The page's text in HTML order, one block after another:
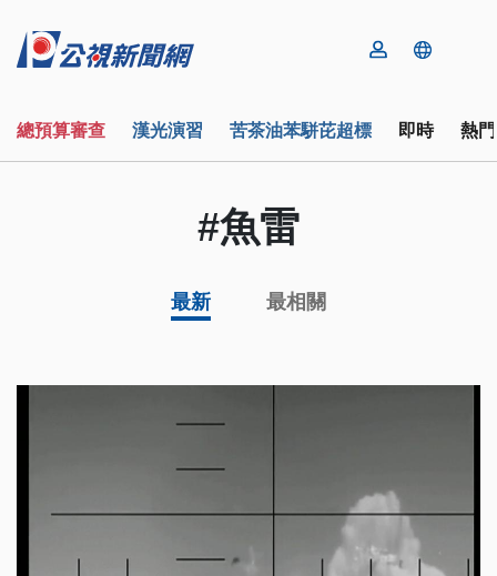
總預算審查 漢光演習 苦茶油苯駢芘超標 即時 熱
#魚雷
最新 最相關